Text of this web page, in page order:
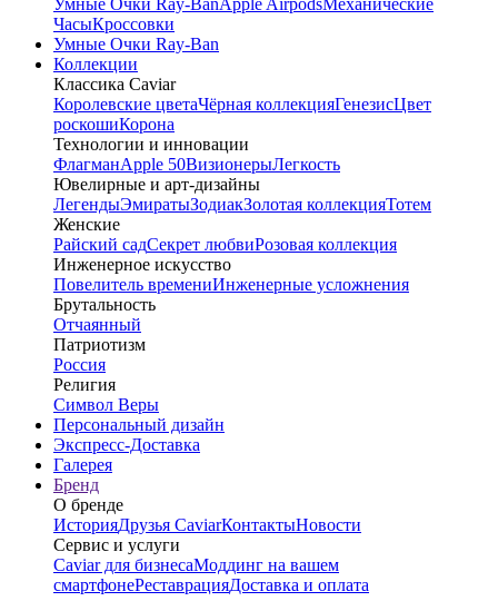
Умные Очки Ray-BanApple AirpodsМеханические
ЧасыКроссовки
Умные Очки Ray-Ban
Коллекции
Классика Caviar
Королевские цветаЧёрная коллекцияГенезисЦвет
роскошиКорона
Технологии и инновации
ФлагманApple 50ВизионерыЛегкость
Ювелирные и арт-дизайны
ЛегендыЭмиратыЗодиакЗолотая коллекцияТотем
Женские
Райский садСекрет любвиРозовая коллекция
Инженерное искусство
Повелитель времениИнженерные усложнения
Брутальность
Отчаянный
Патриотизм
Россия
Религия
Символ Веры
Персональный дизайн
Экспресс-Доставка
Галерея
Бренд
О бренде
ИсторияДрузья CaviarКонтактыНовости
Сервис и услуги
Caviar для бизнесаМоддинг на вашем
смартфонеРеставрацияДоставка и оплата